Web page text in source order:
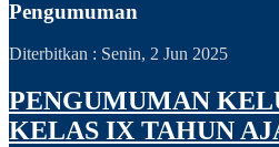
Pengumuman
Diterbitkan : Senin, 2 Jun 2025
PENGUMUMAN
KELAS IX TAHUN